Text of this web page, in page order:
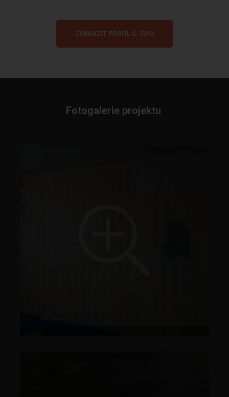
ZOBRAZIT PROFIL Č. 5293
Fotogalerie projektu